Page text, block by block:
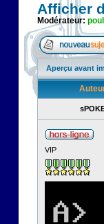
Afficher
Modérateur:
Aperçu avant
VIP